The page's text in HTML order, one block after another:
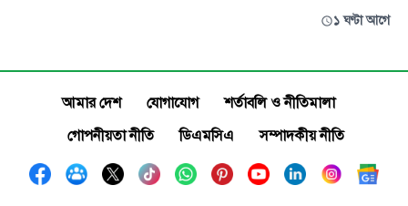
১ ঘণ্টা আগে
আমার দেশ যোগাযোগ
শর্তাবলি ও নীতিমালা
গোপনীয়তা নীতি
ডিএমসিএ সম্পাদকীয় নীতি